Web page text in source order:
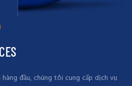
hàng đầu, chúng tôi cung cấp dịch vụ